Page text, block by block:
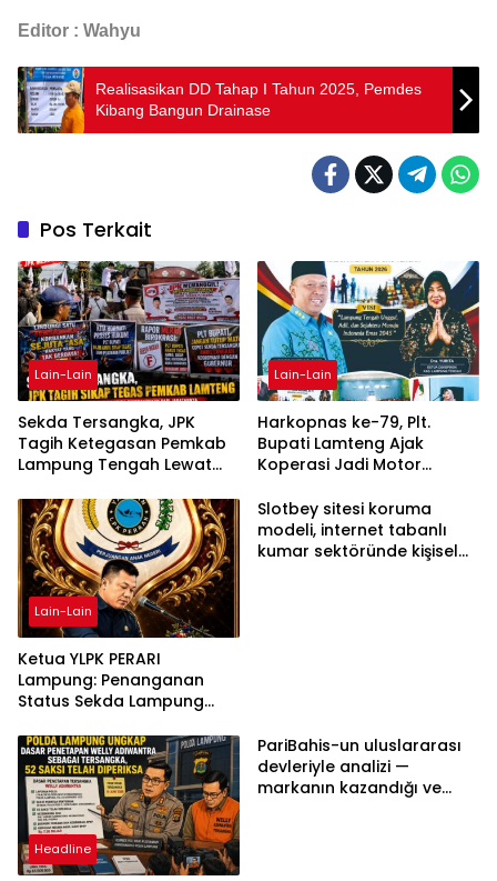
Editor : Wahyu
Realisasikan DD Tahap I Tahun 2025, Pemdes
Kibang Bangun Drainase
Pos Terkait
Lain-Lain
Sekda Tersangka, JPK
Tagih Ketegasan Pemkab
Lampung Tengah Lewat
Lain-Lain
Harkopnas ke-79, Plt.
Bupati Lamteng Ajak
Koperasi Jadi Motor
Lain-Lain
Ketua YLPK PERARI
Lampung: Penanganan
Status Sekda Lampung
Berdasarkan Aturan,
Bukan Tekanan Opini
Slotbey sitesi koruma
modeli, internet tabanlı
kumar sektöründe kişisel
Headline
PariBahis-un uluslararası
devleriyle analizi —
markanın kazandığı ve